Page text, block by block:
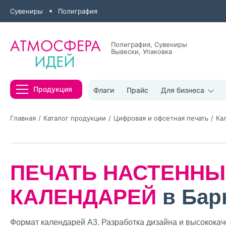
Сувениры Полиграфия
Полиграфия, Сувениры
Вывески, Упаковка
Продукция Флаги Прайс Для бизнеса
Главная Каталог продукции Цифровая и офсетная печать
ПЕЧАТЬ
КАЛЕНДАРЕЙ в
Формат календарей А3. Разработка дизайна и
Нажимая
политикой
Нажимая на
заявку